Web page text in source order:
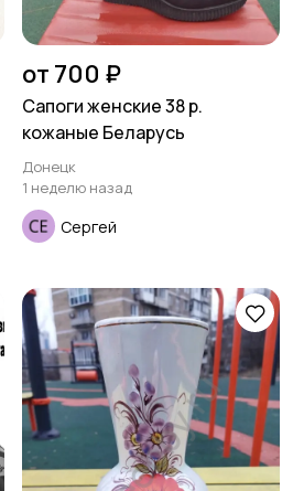
от 700 ₽
Сапоги женские 38 р.
кожаные Беларусь
Донецк
1 неделю назад
Сергей